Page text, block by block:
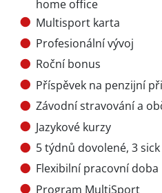
home office
Multisport karta
Profesionální vývoj
Roční bonus
Příspěvek na penzijní
Závodní stravování a
Jazykové kurzy
5 týdnů dovolené, 3 sick
Flexibilní pracovní doba
Program MultiSport